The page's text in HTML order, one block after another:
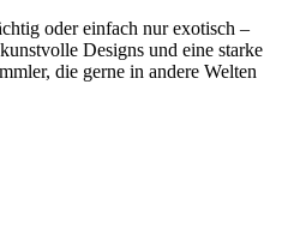
oder einfach nur exotisch –
Designs und eine starke
die gerne in andere Welten